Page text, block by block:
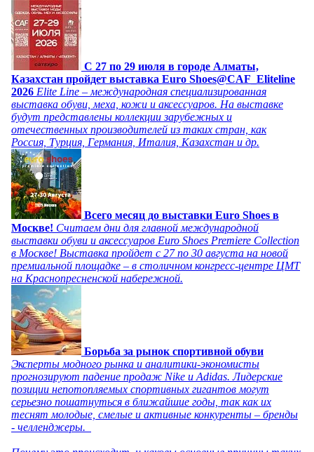
C 27 по 29 июля в городе Алматы,
Казахстан пройдет выставка Euro Shoes@CAF_Eliteline
2026 Elite Line – международная специализированная
выставка обуви, меха, кожи и аксессуаров. На выставке
будут представлены коллекции зарубежных и
отечественных производителей из таких стран, как
Россия, Турция, Германия, Италия, Казахстан и др.
Всего месяц до выставки Euro Shoes в
Москве! Считаем дни для главной международной
выставки обуви и аксессуаров Euro Shoes Premiere Collection
в Москве! Выставка пройдет с 27 по 30 августа на новой
премиальной площадке – в столичном конгресс-центре ЦМТ
на Краснопресненской набережной.
Борьба за рынок спортивной обуви
Эксперты модного рынка и аналитики-экономисты
прогнозируют падение продаж Nike и Adidas. Лидерские
позиции непотопляемых спортивных гигантов могут
серьезно пошатнуться в ближайшие годы, так как их
теснят молодые, смелые и активные конкуренты – бренды
- челленджеры.